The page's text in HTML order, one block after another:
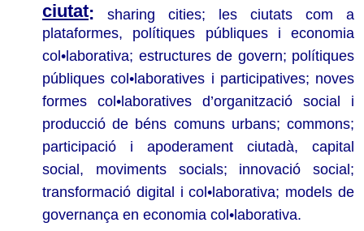
ciutat: sharing cities; les ciutats com a
plataformes, polítiques públiques i economia
col•laborativa; estructures de govern; polítiques
públiques col•laboratives i participatives; noves
formes col•laboratives d’organització social i
producció de béns comuns urbans; commons;
participació i apoderament ciutadà, capital
social, moviments socials; innovació social;
transformació digital i col•laborativa; models de
governança en economia col•laborativa.